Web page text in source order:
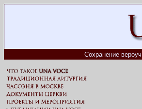
Сохранение